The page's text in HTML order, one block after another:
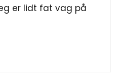
er lidt fat vag på